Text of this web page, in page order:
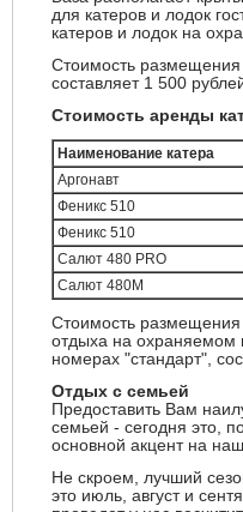
для катеров и лодок
катеров и лодок на
Стоимость размещения
составляет 1 500
Стоимость аренды
Наименование катера
Аргонавт
Феникс 510
Феникс 510
Салют 480 PRO
Салют 480М
Стоимость размещения
отдыха на охраняемом
номерах "стандарт",
Отдых с семьей
Предоставить Вам
семьей - сегодня это,
основной акцент на
Не скроем, лучший
это июль, август и